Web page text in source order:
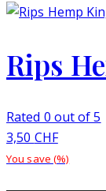
Rips
Rated 0 out of 5
3,50 CHF
You save (%)